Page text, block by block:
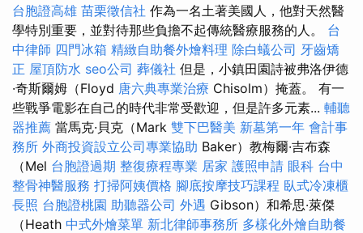
台胞證高雄 苗栗徵信社 作為一名土著美國人，他對天然醫
學特別重要，並對待那些負擔不起傳統醫療服務的人。 台
中律師 四門冰箱 精緻自助餐外燴料理 除白蟻公司 牙齒矯
正 屋頂防水 seo公司 葬儀社 但是，小鎮田園詩被弗洛伊德
·奇斯爾姆（Floyd 唐六典專業治療 Chisolm）掩蓋。 有一
些戰爭電影在自己的時代非常受歡迎，但是許多元素... 輔聽
器推薦 當馬克·貝克（Mark 雙下巴醫美 新墓第一年 會計事
務所 外商投資設立公司專業協助 Ba​​ker）教梅爾·吉布森
（Mel 台胞證過期 整復療程專業 居家 護照申請 眼科 台中
整骨神醫服務 打掃阿姨價格 腳底按摩技巧課程 臥式冷凍櫃
長照 台胞證桃園 助聽器公司 外遇 Gibson）和希思·萊傑
（Heath 中式外燴菜單 新北律師事務所 多樣化外燴自助餐